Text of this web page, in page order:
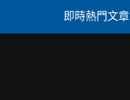
即時熱門文章